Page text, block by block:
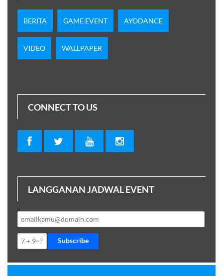
BERITA GAME EVENT AYODANCE
VIDEO WALLPAPER
CONNECT TO US
LANGGANAN JADWAL EVENT
Subscribe